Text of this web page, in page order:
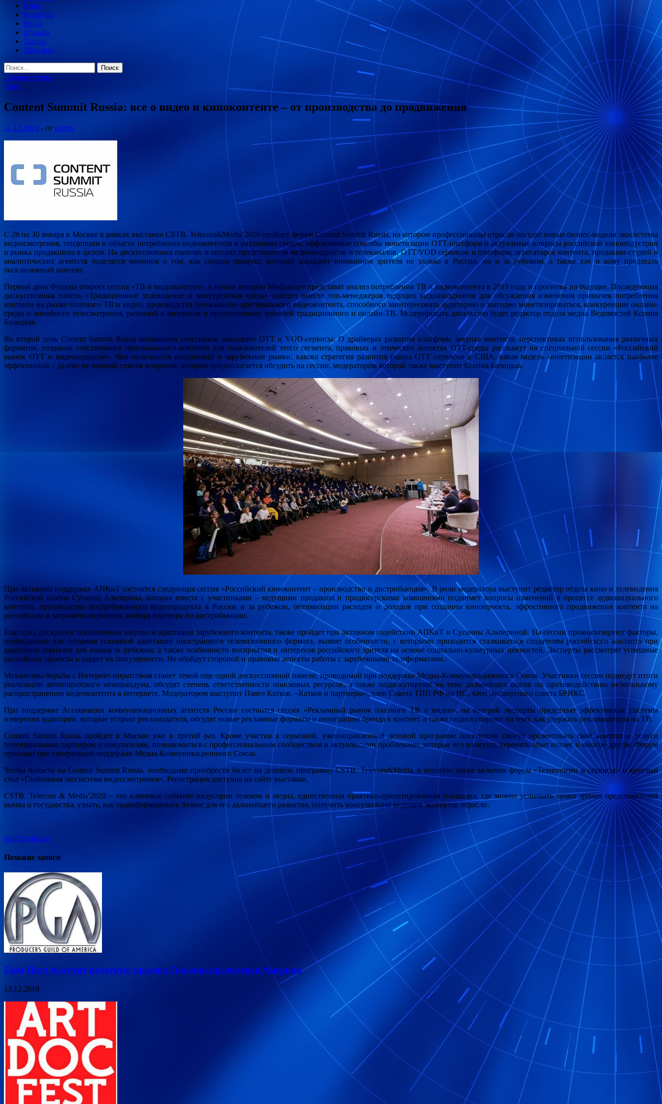
Кино
Культура
Мода
Музыка
Танцы
Шоу-биз
Найти:
Главное меню
Кино
Content Summit Russia: все о видео и киноконтенте – от производства до продвижения
11.12.2019 - от admin
C 28 по 30 января в Москве в рамках выставки CSTB. Telecom&Media’2020 пройдет форум Content Summit Russia, на котором профессионалы отрасли обсудят новые бизнес-модели экосистемы
видеосмотрения, тенденции в области потребления видеоконтента в различных средах, эффективные способымонетизации OTT-платформ и актуальные вопросы российской киноиндустрии
и рынка продакшена в целом. На дискуссионных панелях и сессиях представители медиахолдингов и телеканалов, OTT/VOD сервисов и платформ, агрегаторов контента, продакшн-студий и
аналитических агентств поделятся мнением о том, как создать продукт, который завладеет вниманием зрителя не только в России, но и за рубежом, а также как и кому продавать
эксклюзивный контент.
Первый день Форума откроет сессия «ТВ и видеоконтент», в начале которой Mediascope представят анализ потребления ТВ и видеоконтента в 2019 году и прогнозы на будущее. Последующая
дискуссионная панель «Традиционное телевидение и конкурентная среда» соберет вместе топ-менеджеров ведущих медиахолдингов для обсуждения изменения привычек потребления
контента на рынке платного ТВ и видео, производства телеканалом оригинального видеоконтента, способного заинтересовать аудиторию и выгодно монетизироваться, конкуренции онлайн-
среды и линейного телесмотрения, различий в интересах и предпочтениях зрителей традиционного и онлайн-ТВ. Модерировать дискуссию будет редактор отдела медиа Ведомостей Ксения
Болецкая.
Во второй день Content Summit Russia вниманием участников завладеют OTT и VOD-сервисы. О драйверах развития платформ, закупке контента, перспективах использования различных
форматов, создании собственного оригинального контента для пользователей этого сегмента, правовых и этических аспектах OTT-среды расскажут на специальной сессии «Российский
рынок OTT и видеосервисов». Чем отличаются российский и зарубежные рынки, какова стратегия развития рынка ОТТ сервисов в США, какая модель монетизации является наиболее
эффективной – далеко не полный список вопросов, которые предполагается обсудить на сессии, модератором которой также выступит Ксения Болецкая.
При активной поддержке АПКиТ состоится следующая сессия «Российский киноконтент – производство и дистрибьюция». В роли модератора выступит редактор отдела кино и телевидения
Российской газеты Сусанна Альперина, которая вместе с участниками – ведущими продакшн и продюсерскими компаниями поднимет вопросы изменений в процессе аудиовизуального
контента, производства востребованного видеопродукта в России и за рубежом, оптимизации расходов и доходов при создании кинопроекта, эффективного продвижения контента на
российском и заграничном рынках, выбора партнера по дистрибьюции.
Еще одна дискуссия, посвященная закупке и адаптации зарубежного контента, также пройдет при активном содействии АПКиТ и Сусанны Альпериной. На сессии проанализируют факторы,
необходимые для создания успешной адаптации иностранного телевизионного формата, выявят особенности, с которыми приходится сталкиваться создателям российского контента при
адаптации сериалов для показа за рубежом, а также особенности восприятия и интересов российского зрителя на основе социально-культурных ценностей. Эксперты рассмотрят успешные
российские проекты и секрет их популярности. Не обойдут стороной и правовые аспекты работы с зарубежными телеформатами.
Механизмы борьбы с Интернет-пиратством станет темой еще одной дискуссионной панели, проводимой при поддержке Медиа-Коммуникационного Союза. Участники сессии подведут итоги
реализации антипиратского меморандума, обсудят степень ответственности поисковых ресурсов, а также подискутируют на тему дальнейших шагов по противодействию нелегальному
распространению видеоконтента в интернете. Модератором выступит Павел Катков, «Катков и партнеры», член Совета ТПП РФ по ИС, член Экспертного совета БРИКС.
При поддержке Ассоциации коммуникационных агентств России состоится сессия «Рекламный рынок платного ТВ и видео», на которой эксперты представят эффективные системы
измерения аудитории, которые устроят рекламодателя, обсудят новые рекламные форматы и интеграцию бренда в контент, а также подискутируют на тему, как удержать рекламодателя на ТВ.
Content Summit Russia пройдет в Москве уже в третий раз. Кроме участия в серьезной, узконаправленной деловой программе посетители смогут презентовать свой контент и услуги
потенциальным партнерам и покупателям, познакомиться с профессиональным сообществом и актуальными проблемами, которые его волнуют, перенять опыт коллег и многое другое. Форум
проходит при генеральной поддержке Медиа-Коммуникационного Союза.
Чтобы попасть на Content Summit Russia, необходимо приобрести билет на деловую программу CSTB. Telecom&Media, в которую также включен форум «Технологии и сервисы» и круглый
стол «Глобальная экосистема видеосмотрения». Регистрация доступна на сайте выставки.
CSTB. Telecom & Media’2020 – это ключевое событие индустрии телеком и медиа, единственная практико-ориентированная площадка, где можно услышать точки зрения представителей
рынка и государства, узнать, как трансформировать бизнес для его дальнейшего развития, получить консультации ведущих экспертов отрасли.
proficinema.ru
Похожие записи
Брэд Питт получит почетную премию Гильдии продюсеров Америки
13.12.2019